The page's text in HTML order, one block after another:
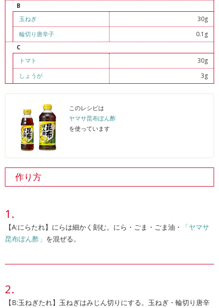
B
玉ねぎ
30g
輪切り唐辛子
0.1g
C
トマト
30g
しょうが
3g
このレシピは
ヤマサ昆布ぽん酢
を使っています
作り方
【A:にらたれ】にらは細かく刻む。にら・ごま・ごま油・
「ヤマサ
昆布ぽん酢」 を混ぜる。
【B:玉ねぎたれ】玉ねぎはみじん切りにする。玉ねぎ・輪切り唐辛